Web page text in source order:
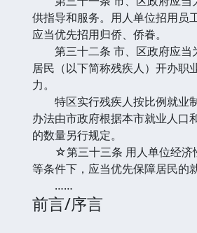
供指导和服务。用人单位招用员
应当优先招用归侨、侨眷。
第三十二条 市、区政府应当
居民（以下简称残疾人）开办职
力。
特区实行残疾人按比例就业
办法由市政府根据本市就业人口
的数量另行规定。
☆第三十三条 用人单位经济
等条件下，应当优先保障居民的
……
前言/序言